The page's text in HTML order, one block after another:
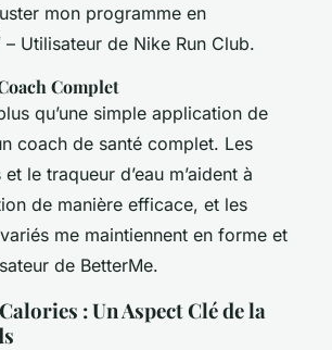
mon programme en
– Utilisateur de Nike Run Club.
Complet
qu’une simple application de
coach de santé complet. Les
le traqueur d’eau m’aident à
de manière efficace, et les
me maintiennent en forme et
de BetterMe.
: Un Aspect Clé de la